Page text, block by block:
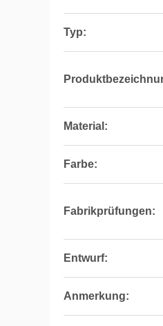
Typ:
Material:
Farbe:
Fabrikprüfungen:
Entwurf:
Anmerkung: